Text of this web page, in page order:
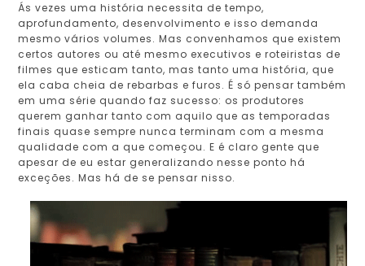
Ás vezes uma história necessita de tempo,
aprofundamento, desenvolvimento e isso demanda
mesmo vários volumes. Mas convenhamos que existem
certos autores ou até mesmo executivos e roteiristas de
filmes que esticam tanto, mas tanto uma história, que
ela caba cheia de rebarbas e furos. É só pensar também
em uma série quando faz sucesso: os produtores
querem ganhar tanto com aquilo que as temporadas
finais quase sempre nunca terminam com a mesma
qualidade com a que começou. E é claro gente que
apesar de eu estar generalizando nesse ponto há
exceções. Mas há de se pensar nisso.